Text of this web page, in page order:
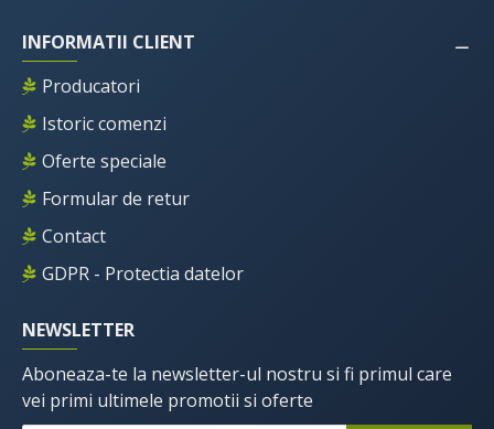
INFORMATII CLIENT
Producatori
Istoric comenzi
Oferte speciale
Formular de retur
Contact
GDPR - Protectia datelor
NEWSLETTER
Aboneaza-te la newsletter-ul nostru si fi primul care
vei primi ultimele promotii si oferte